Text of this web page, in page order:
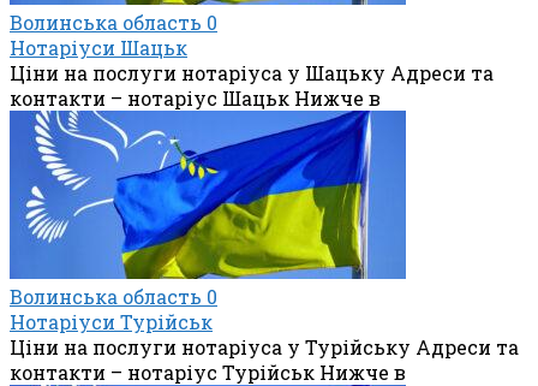
Волинська область 0
Нотаріуси Шацьк
Ціни на послуги нотаріуса у Шацьку Адреси та
контакти – нотаріус Шацьк Нижче в
Волинська область 0
Нотаріуси Турійськ
Ціни на послуги нотаріуса у Турійську Адреси та
контакти – нотаріус Турійськ Нижче в